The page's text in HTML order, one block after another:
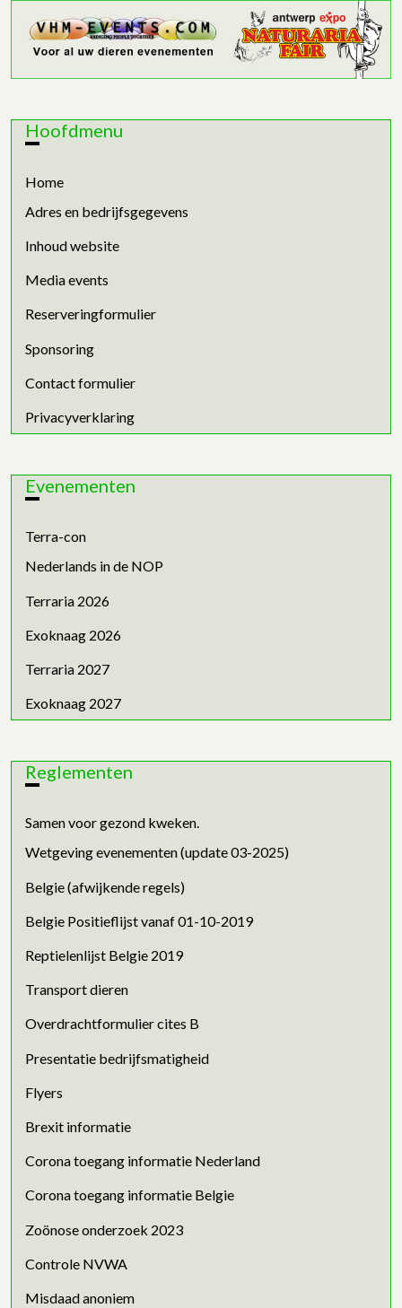
Hoofdmenu
Home
Adres en bedrijfsgegevens
Inhoud website
Media events
Reserveringformulier
Sponsoring
Contact formulier
Privacyverklaring
Evenementen
Terra-con
Nederlands in de NOP
Terraria 2026
Exoknaag 2026
Terraria 2027
Exoknaag 2027
Reglementen
Samen voor gezond kweken.
Wetgeving evenementen (update 03-2025)
Belgie (afwijkende regels)
Belgie Positieflijst vanaf 01-10-2019
Reptielenlijst Belgie 2019
Transport dieren
Overdrachtformulier cites B
Presentatie bedrijfsmatigheid
Flyers
Brexit informatie
Corona toegang informatie Nederland
Corona toegang informatie Belgie
Zoönose onderzoek 2023
Controle NVWA
Misdaad anoniem